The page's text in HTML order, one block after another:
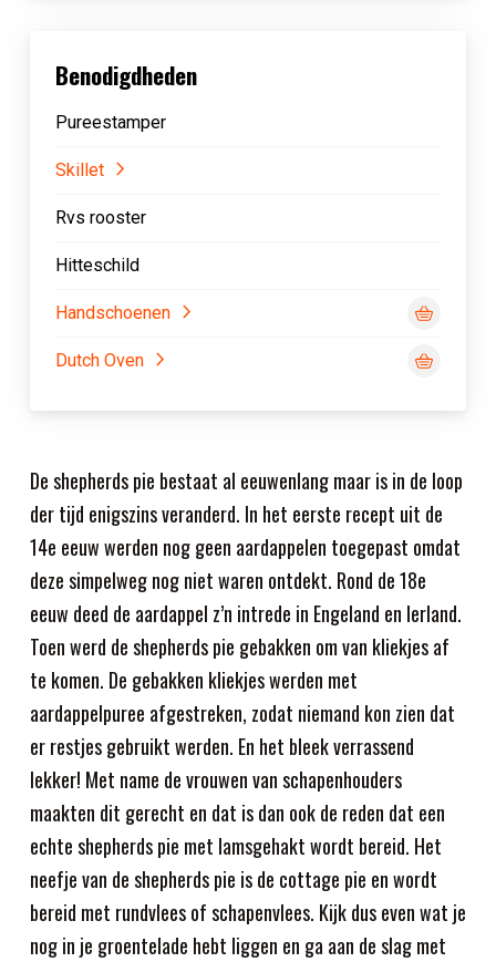
De shepherds pie bestaat al eeuwenlang maar is in de loop
der tijd enigszins veranderd. In het eerste recept uit de
14e eeuw werden nog geen aardappelen toegepast omdat
deze simpelweg nog niet waren ontdekt. Rond de 18e
eeuw deed de aardappel z’n intrede in Engeland en Ierland.
Toen werd de shepherds pie gebakken om van kliekjes af
te komen. De gebakken kliekjes werden met
aardappelpuree afgestreken, zodat niemand kon zien dat
er restjes gebruikt werden. En het bleek verrassend
lekker! Met name de vrouwen van schapenhouders
maakten dit gerecht en dat is dan ook de reden dat een
echte shepherds pie met lamsgehakt wordt bereid. Het
neefje van de shepherds pie is de cottage pie en wordt
bereid met rundvlees of schapenvlees. Kijk dus even wat je
nog in je groentelade hebt liggen en ga aan de slag met
Benodigdheden
Pureestamper
Skillet
Rvs rooster
Hitteschild
Handschoenen
Dutch Oven